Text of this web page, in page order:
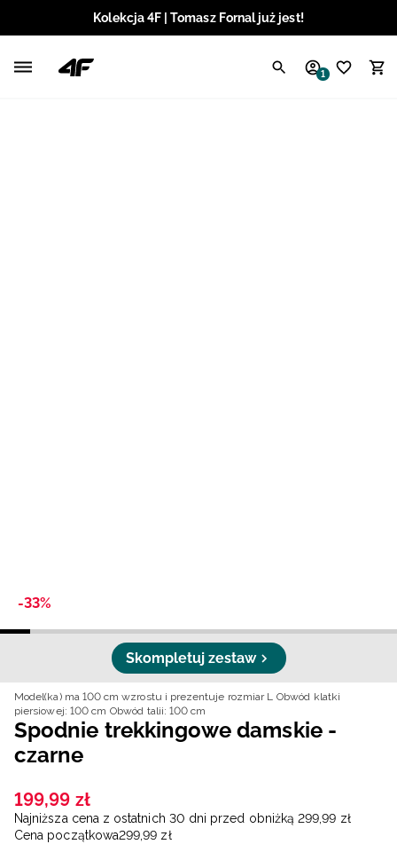
Kolekcja 4F | Tomasz Fornal już jest!
1
-33%
Skompletuj zestaw
Model(ka) ma 100 cm wzrostu i prezentuje rozmiar L Obwód klatki
piersiowej: 100 cm Obwód talii: 100 cm
Spodnie trekkingowe damskie -
czarne
199,99 zł
Najniższa cena z ostatnich 30 dni przed obniżką 299,99 zł
Cena początkowa299,99 zł